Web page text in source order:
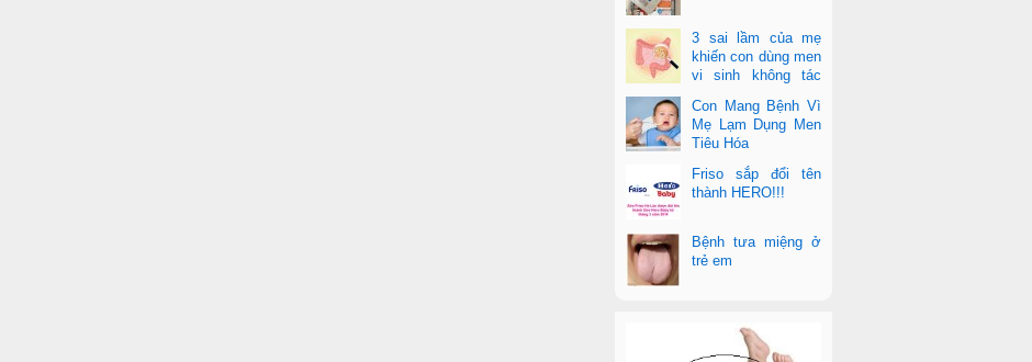
3 sai lầm của mẹ
khiến con dùng men
vi sinh không tác
Con Mang Bệnh Vì
Mẹ Lạm Dụng Men
Tiêu Hóa
Friso sắp đổi tên
thành HERO!!!
Bệnh tưa miệng ở
trẻ em